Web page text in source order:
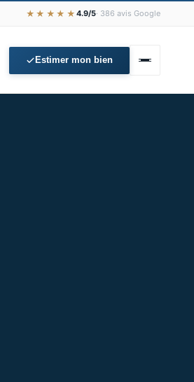
★★★★★ 4.9/5· 386 avis Google
Estimer mon bien